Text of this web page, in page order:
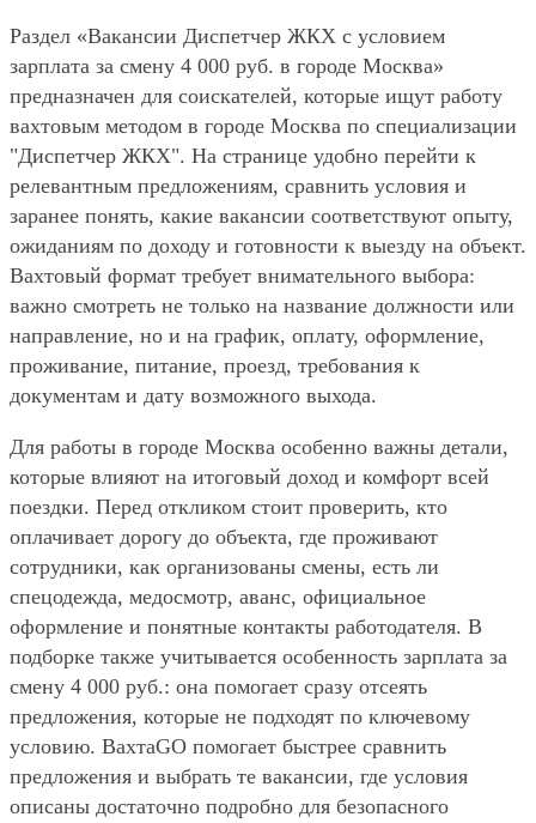
Раздел «Вакансии Диспетчер ЖКХ с условием
зарплата за смену 4 000 руб. в городе Москва»
предназначен для соискателей, которые ищут работу
вахтовым методом в городе Москва по специализации
"Диспетчер ЖКХ". На странице удобно перейти к
релевантным предложениям, сравнить условия и
заранее понять, какие вакансии соответствуют опыту,
ожиданиям по доходу и готовности к выезду на объект.
Вахтовый формат требует внимательного выбора:
важно смотреть не только на название должности или
направление, но и на график, оплату, оформление,
проживание, питание, проезд, требования к
документам и дату возможного выхода.
Для работы в городе Москва особенно важны детали,
которые влияют на итоговый доход и комфорт всей
поездки. Перед откликом стоит проверить, кто
оплачивает дорогу до объекта, где проживают
сотрудники, как организованы смены, есть ли
спецодежда, медосмотр, аванс, официальное
оформление и понятные контакты работодателя. В
подборке также учитывается особенность зарплата за
смену 4 000 руб.: она помогает сразу отсеять
предложения, которые не подходят по ключевому
условию. ВахтаGO помогает быстрее сравнить
предложения и выбрать те вакансии, где условия
описаны достаточно подробно для безопасного